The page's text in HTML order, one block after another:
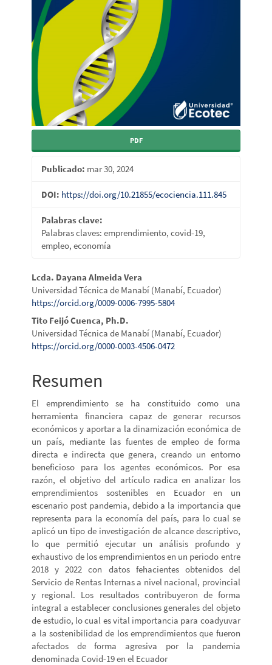
PDF
Publicado: mar 30, 2024
DOI: https://doi.org/10.21855/ecociencia.111.845
Palabras clave:
Palabras claves: emprendimiento, covid-19,
empleo, economía
Contenido
principal
del
artículo
Lcda. Dayana Almeida Vera
Universidad Técnica de Manabí (Manabí, Ecuador)
https://orcid.org/0009-0006-7995-5804
Tito Feijó Cuenca, Ph.D.
Universidad Técnica de Manabí (Manabí, Ecuador)
https://orcid.org/0000-0003-4506-0472
Resumen
El emprendimiento se ha constituido como una
herramienta financiera capaz de generar recursos
económicos y aportar a la dinamización económica de
un país, mediante las fuentes de empleo de forma
directa e indirecta que genera, creando un entorno
beneficioso para los agentes económicos. Por esa
razón, el objetivo del artículo radica en analizar los
emprendimientos sostenibles en Ecuador en un
escenario post pandemia, debido a la importancia que
representa para la economía del país, para lo cual se
aplicó un tipo de investigación de alcance descriptivo,
lo que permitió ejecutar un análisis profundo y
exhaustivo de los emprendimientos en un periodo entre
2018 y 2022 con datos fehacientes obtenidos del
Servicio de Rentas Internas a nivel nacional, provincial
y regional. Los resultados contribuyeron de forma
integral a establecer conclusiones generales del objeto
de estudio, lo cual es vital importancia para coadyuvar
a la sostenibilidad de los emprendimientos que fueron
afectados de forma agresiva por la pandemia
denominada Covid-19 en el Ecuador